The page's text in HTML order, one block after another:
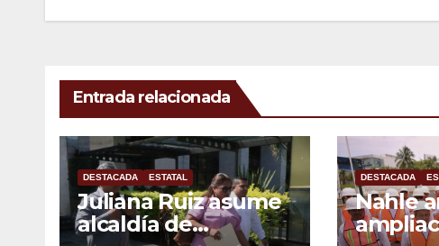
entradas
Entrada relacionada
DESTACADA ESTATAL
Juliana Ruiz asume
alcaldía de
DESTACADA
Nahle